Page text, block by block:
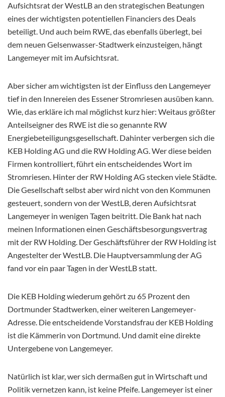
Aufsichtsrat der WestLB an den strategischen Beatungen
eines der wichtigsten potentiellen Financiers des Deals
beteiligt. Und auch beim RWE, das ebenfalls überlegt, bei
dem neuen Gelsenwasser-Stadtwerk einzusteigen, hängt
Langemeyer mit im Aufsichtsrat.
Aber sicher am wichtigsten ist der Einfluss den Langemeyer
tief in den Innereien des Essener Stromriesen ausüben kann.
Wie, das erkläre ich mal möglichst kurz hier: Weitaus größter
Anteilseigner des RWE ist die so genannte RW
Energiebeteiligungsgesellschaft. Dahinter verbergen sich die
KEB Holding AG und die RW Holding AG. Wer diese beiden
Firmen kontrolliert, führt ein entscheidendes Wort im
Stromriesen. Hinter der RW Holding AG stecken viele Städte.
Die Gesellschaft selbst aber wird nicht von den Kommunen
gesteuert, sondern von der WestLB, deren Aufsichtsrat
Langemeyer in wenigen Tagen beitritt. Die Bank hat nach
meinen Informationen einen Geschäftsbesorgungsvertrag
mit der RW Holding. Der Geschäftsführer der RW Holding ist
Angestelter der WestLB. Die Hauptversammlung der AG
fand vor ein paar Tagen in der WestLB statt.
Die KEB Holding wiederum gehört zu 65 Prozent den
Dortmunder Stadtwerken, einer weiteren Langemeyer-
Adresse. Die entscheidende Vorstandsfrau der KEB Holding
ist die Kämmerin von Dortmund. Und damit eine direkte
Untergebene von Langemeyer.
Natürlich ist klar, wer sich dermaßen gut in Wirtschaft und
Politik vernetzen kann, ist keine Pfeife. Langemeyer ist einer